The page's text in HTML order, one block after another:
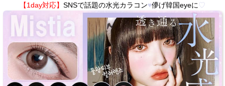
【1day対応】 SNSで話題の水光カラコン♥儚げ韓国eyeに♡